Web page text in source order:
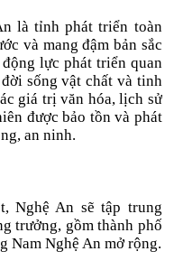
là tỉnh phát triển toàn
và mang đậm bản sắc
lực phát triển quan
sống vật chất và tinh
giá trị văn hóa, lịch sử
được bảo tồn và phát
an ninh.
Nghệ An sẽ tập trung
trưởng, gồm thành phố
Nam Nghệ An mở rộng.